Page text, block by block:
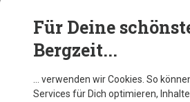
Modelle sogar mit einer neuen
werden. Auf diese Weise begleiten
Trekkingschuhe von Lowa viele
Für Deine
Bergzeit...
… verwenden wir Cookies. So
Services für Dich optimieren,